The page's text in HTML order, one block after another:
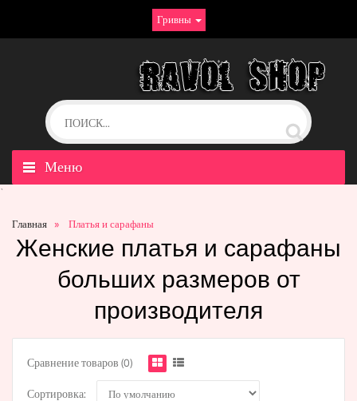
Гривны
Меню
`
Главная Платья и сарафаны
Женские платья и сарафаны
больших размеров от
производителя
Сравнение товаров (0)
Сортировка: